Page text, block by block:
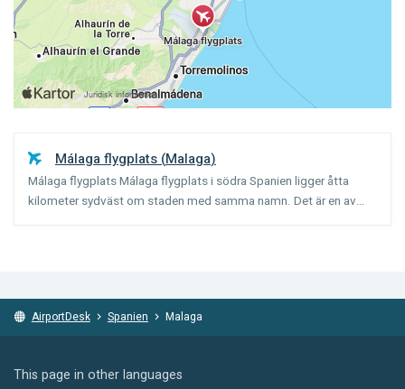
Málaga flygplats (Malaga)
Málaga flygplats Málaga flygplats i södra Spanien ligger åtta
kilometer sydväst om staden med samma namn. Det är en av
AirportDesk Spanien Malaga
This page in other languages